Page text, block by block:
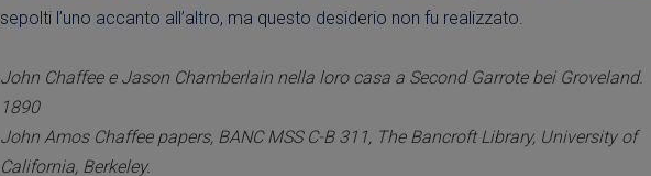
sepolti l’uno accanto all’altro, ma questo desiderio non fu realizzato.
John Chaffee e Jason Chamberlain nella loro casa a Second Garrote bei Groveland.
1890
John Amos Chaffee papers, BANC MSS C-B 311, The Bancroft Library, University of
California, Berkeley.